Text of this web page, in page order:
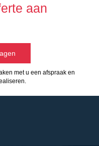
aan
met u een afspraak en